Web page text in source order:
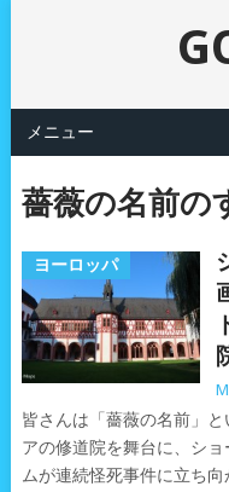
メニュー
薔薇の名前の
ヨーロッパ
皆さんは「薔薇の名前」
アの修道院を舞台に、シ
ムが連続怪死事件に立ち